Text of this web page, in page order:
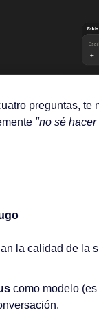
preguntas,
"no sé
la calidad de la
como modelo